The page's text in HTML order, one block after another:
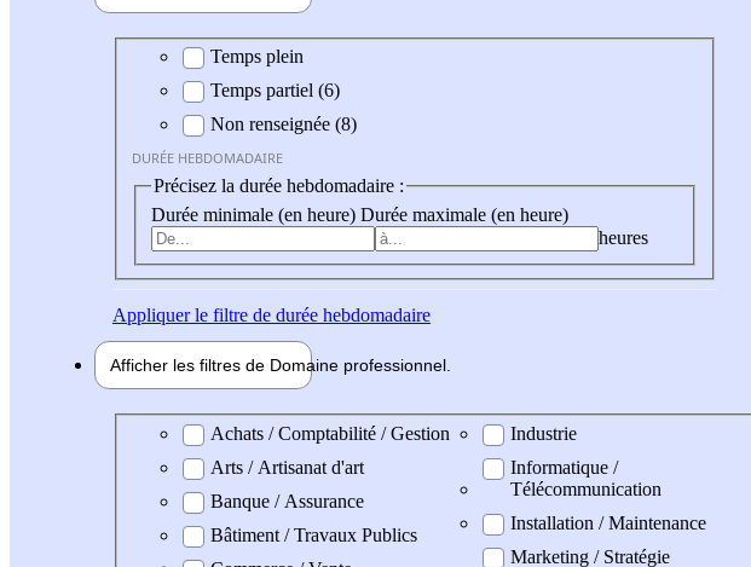
Durée hebdomadaire
Temps plein
Temps partiel (6)
Non renseignée (8)
DURÉE HEBDOMADAIRE
Précisez la durée hebdomadaire :
Durée minimale (en heure) Durée maximale (en heure)
heures
Appliquerle filtre de durée hebdomadaire
Afficher les filtres de Domaine professionnel
Domaine professionel
Achats / Comptabilité / Gestion
Arts / Artisanat d'art
Banque / Assurance
Bâtiment / Travaux Publics
Industrie
Informatique /
Télécommunication
Installation / Maintenance
Marketing / Stratégie